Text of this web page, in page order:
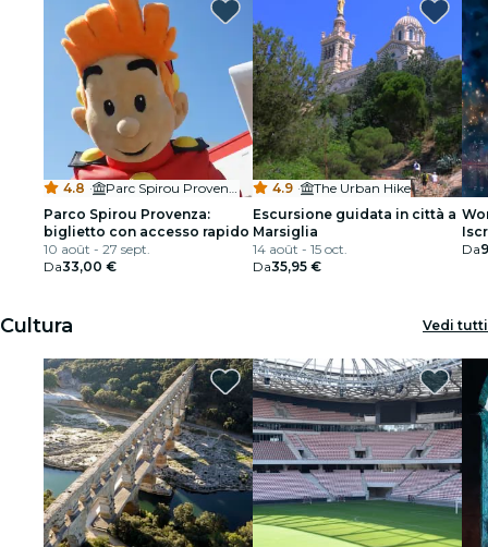
4.8 ·
Parco Spirou Provenza:
biglietto con accesso rapido
10 août - 27 sept.
Da33,00 €
4.9 ·
The Urban Hike
Escursione guidata in città a
Marsiglia
14 août - 15 oct.
Da35,95 €
da
Da
Cultura Vedi tutti